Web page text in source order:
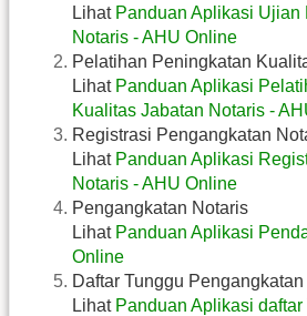
Lihat Panduan Aplikasi Ujian
Notaris - AHU Online
Pelatihan Peningkatan
Lihat Panduan Aplikasi
Kualitas Jabatan Notaris -
Registrasi Pengangkatan
Lihat Panduan Aplikasi
Notaris - AHU Online
Pengangkatan Notaris
Lihat Panduan Aplikasi
Online
Daftar Tunggu
Lihat Panduan Aplikasi daftar